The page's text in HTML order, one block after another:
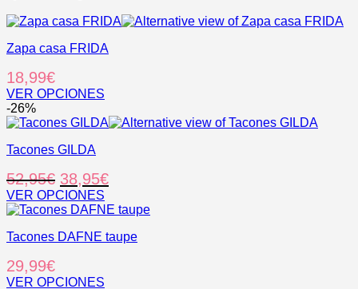
Zapa casa FRIDA
18,99€
VER OPCIONES
Este
producto
múltiples
Las
opciones
se
elegir
la
página
-26%
Tacones GILDA
52,95€ El
precio
original
era:
38,95€El
actual
es:
VER OPCIONES
Este
tiene
variantes.
Las
Tacones DAFNE taupe
29,99€
VER OPCIONES